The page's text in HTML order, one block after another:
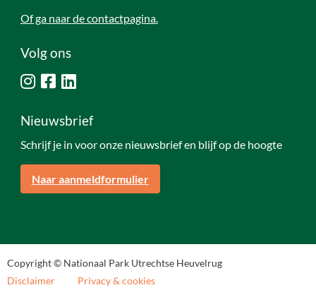
Of ga naar de contactpagina.
Volg ons
Nieuwsbrief
Schrijf je in voor onze nieuwsbrief en blijf op de hoogte
Naar aanmeldformulier
Copyright © Nationaal Park Utrechtse Heuvelrug
Disclaimer
Privacy & cookies